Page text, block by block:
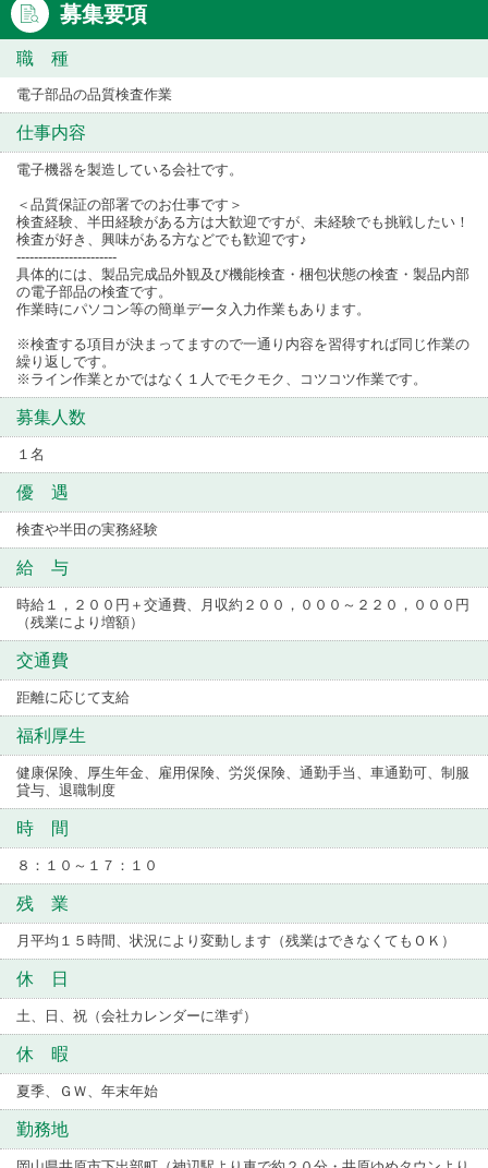
募集要項
職 種
電子部品の品質検査作業
仕事内容
電子機器を製造している会社です。
＜品質保証の部署でのお仕事です＞
検査経験、半田経験がある方は大歓迎ですが、未経験でも挑戦したい！
検査が好き、興味がある方などでも歓迎です♪
-----------------------
具体的には、製品完成品外観及び機能検査・梱包状態の検査・製品内部
の電子部品の検査です。
作業時にパソコン等の簡単データ入力作業もあります。
※検査する項目が決まってますので一通り内容を習得すれば同じ作業の
繰り返しです。
※ライン作業とかではなく１人でモクモク、コツコツ作業です。
募集人数
１名
優 遇
検査や半田の実務経験
給 与
時給１，２００円＋交通費、月収約２００，０００～２２０，０００円
（残業により増額）
交通費
距離に応じて支給
福利厚生
健康保険、厚生年金、雇用保険、労災保険、通勤手当、車通勤可、制服
貸与、退職制度
時 間
８：１０～１７：１０
残 業
月平均１５時間、状況により変動します（残業はできなくてもＯＫ）
休 日
土、日、祝（会社カレンダーに準ず）
休 暇
夏季、ＧＷ、年末年始
勤務地